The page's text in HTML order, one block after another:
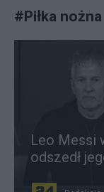
#Piłka nożna
Leo Messi
odszedł